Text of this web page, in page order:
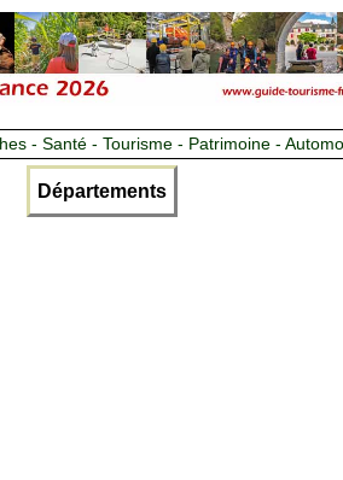
- Santé - Tourisme - Patrimoine -
Départements